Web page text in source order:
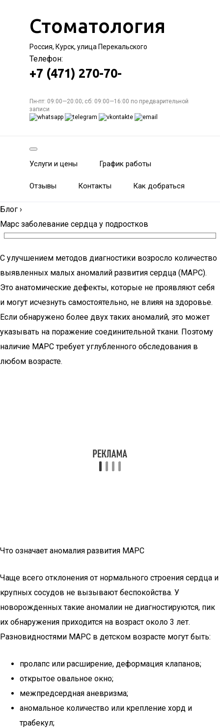
Стоматология
Россия, Курск, улица Перекальского
Телефон:
+7 (471) 270-70-
Пн-пт: 09:00—20:00; сб: 09:00—16:00 по предварительной
записи
Услуги и цены График работы
Отзывы Контакты Как добраться
Блог ›
Марс заболевание сердца у подростков
С улучшением методов диагностики возросло количество
выявленных малых аномалий развития сердца (МАРС).
Это анатомические дефекты, которые не проявляют себя
и могут исчезнуть самостоятельно, не влияя на здоровье.
Если обнаружено более двух таких аномалий, это может
указывать на поражение соединительной ткани. Поэтому
наличие МАРС требует углубленного обследования в
любом возрасте.
Что означает аномалия развития МАРС
Чаще всего отклонения от нормального строения сердца и
крупных сосудов не вызывают беспокойства. У
новорожденных такие аномалии не диагностируются, пик
их обнаружения приходится на возраст около 3 лет.
Разновидностями МАРС в детском возрасте могут быть:
пролапс или расширение, деформация клапанов;
открытое овальное окно;
межпредсердная аневризма;
аномальное количество или крепление хорд и
трабекул;